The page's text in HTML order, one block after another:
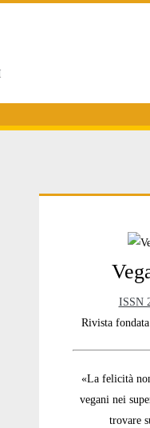
Primary
Sidebar
ISSN
Rivista
«La felicità
vegani nei
trovare